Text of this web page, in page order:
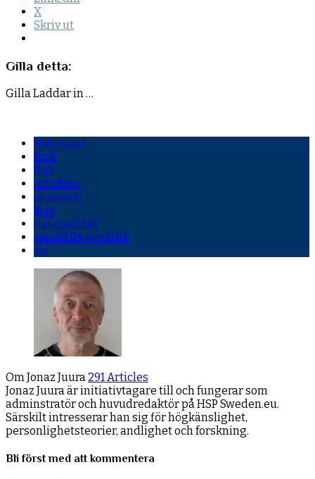
X
Skriv ut
Gilla detta:
Gilla Laddar in …
flyktingar
fred
frid
intuition
islamism
krig
nationalism
samhälle & politik
val
Om Jonaz Juura 291 Articles
Jonaz Juura är initiativtagare till och fungerar som
adminstratör och huvudredaktör på HSP Sweden.eu.
Särskilt intresserar han sig för högkänslighet,
personlighetsteorier, andlighet och forskning.
Bli först med att kommentera